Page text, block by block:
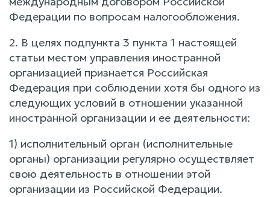
Федерации по вопросам налогообложения.
2. В целях подпункта 3 пункта 1 настоящей
статьи местом управления иностранной
организацией признается Российская
Федерация при соблюдении хотя бы одного из
следующих условий в отношении указанной
иностранной организации и ее деятельности:
1) исполнительный орган (исполнительные
органы) организации регулярно осуществляет
свою деятельность в отношении этой
организации из Российской Федерации.